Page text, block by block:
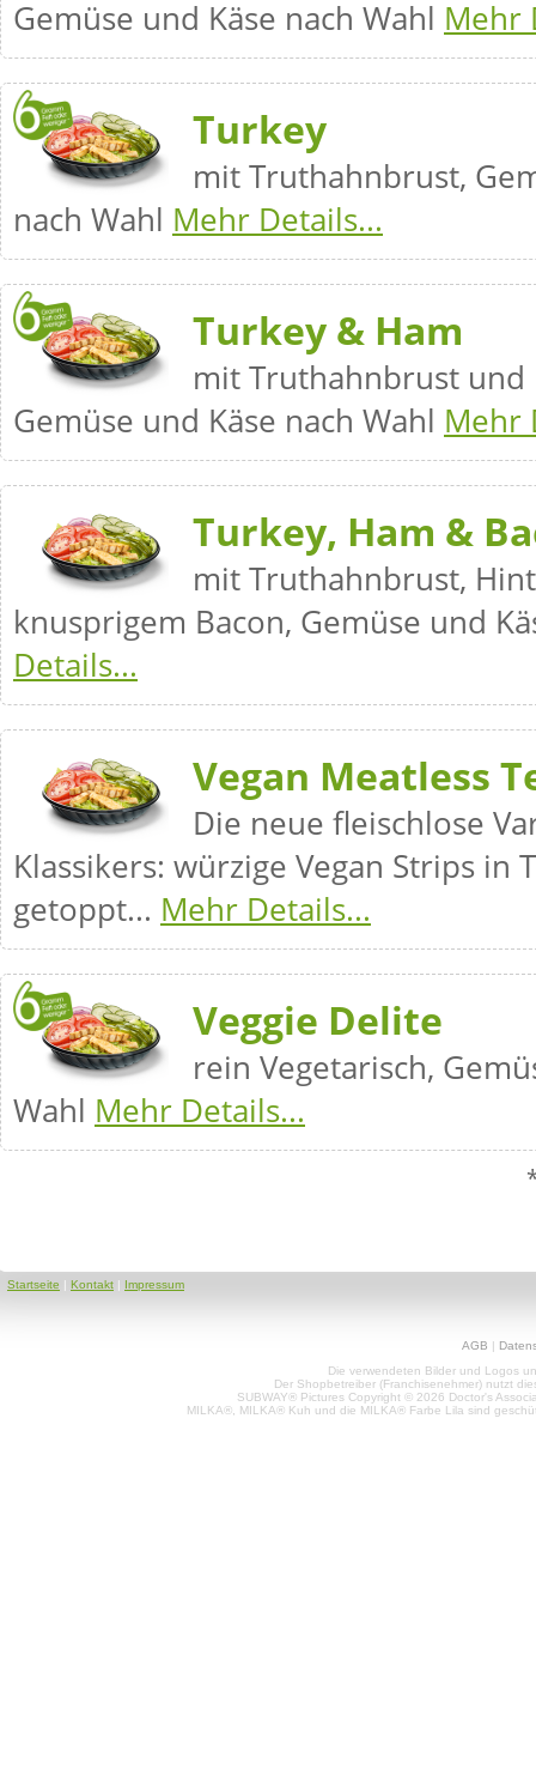
Gemüse und Käse nach Wahl Mehr
Turkey
mit Truthahnbrust,
nach Wahl Mehr Details...
Turkey & Ham
mit Truthahnbrust und
Gemüse und Käse nach Wahl Mehr
Turkey, Ham &
mit Truthahnbrust,
knusprigem Bacon, Gemüse und
Details...
Vegan Meatless
Die neue fleischlose
Klassikers: würzige Vegan Strips in
getoppt... Mehr Details...
Veggie Delite
rein Vegetarisch,
Wahl Mehr Details...
Startseite | Kontakt | Impressum
AGB |
Die verwendeten Bilder und Logos
Der Shopbetreiber (Franchisenehmer) nutzt
SUBWAY® Pictures Copyright © 2026 Doctor's
MILKA®, MILKA® Kuh und die MILKA® Farbe Lila sind